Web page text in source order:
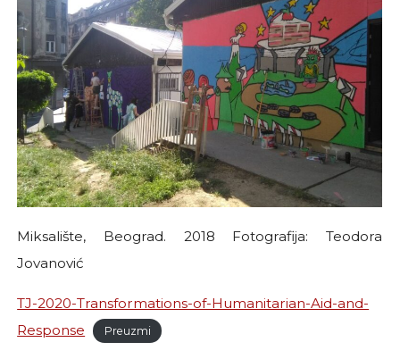
Miksalište, Beograd. 2018 Fotografija: Teodora
Jovanović
TJ-2020-Transformations-of-Humanitarian-Aid-and-
Response
Preuzmi